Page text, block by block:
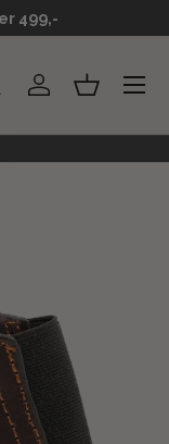
499,-
Log indKurv
Menu